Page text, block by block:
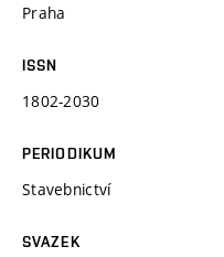
Praha
ISSN
1802-2030
PERIODIKUM
Stavebnictví
SVAZEK